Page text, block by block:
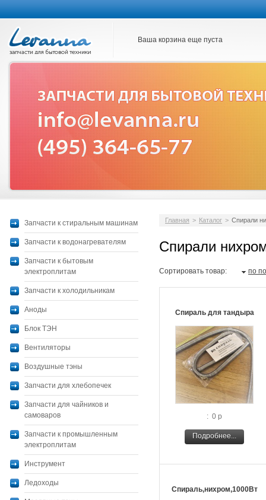
Ваша корзина еще пуста
Запчасти к стиральным машинам
Запчасти к водонагревателям
Запчасти к бытовым
электроплитам
Запчасти к холодильникам
Аноды
Блок ТЭН
Вентиляторы
Воздушные тэны
Запчасти для хлебопечек
Запчасти для чайников и
самоваров
Запчасти к промышленным
электроплитам
Инструмент
Ледоходы
Главная > Каталог > Спирали
Спирали
Сортировать товар: по
Спираль для тандыра
: 0 р
Подробнее...
Спираль,нихром,1000Вт